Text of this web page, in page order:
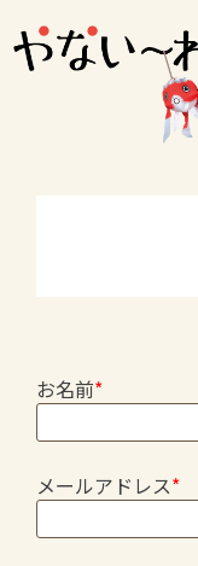
お名前*
メールアドレス*